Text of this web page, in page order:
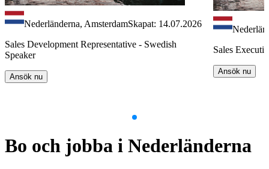
Nederländerna, AmsterdamSkapat: 14.07.2026
Sales Development Representative - Swedish
Speaker
Ansök nu
Sales
Ansök nu
1
of
Bo och jobba i Nederländerna